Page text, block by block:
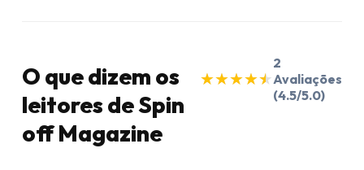
O que dizem os
leitores de Spin
off Magazine
★
★★
★★
★★
★★
★
2
Avaliações
(4.5/5.0)